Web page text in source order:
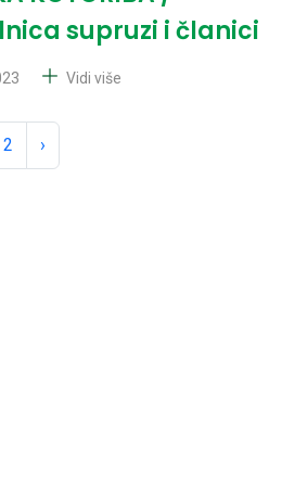
supruzi i članici
Vidi više
2 ›